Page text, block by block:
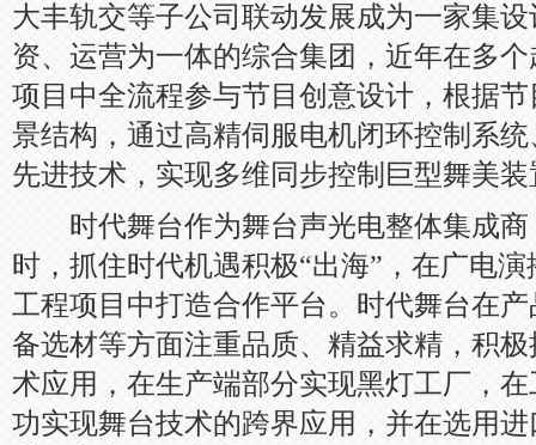
大丰轨交等子公司联动发展成为一家集
资、运营为一体的综合集团，近年在多
项目中全流程参与节目创意设计，根据
景结构，通过高精伺服电机闭环控制系
先进技术，实现多维同步控制巨型舞美
时代舞台作为舞台声光电整体集成商
时，抓住时代机遇积极“出海”，在广电
工程项目中打造合作平台。时代舞台在
备选材等方面注重品质、精益求精，积
术应用，在生产端部分实现黑灯工厂，
功实现舞台技术的跨界应用，并在选用